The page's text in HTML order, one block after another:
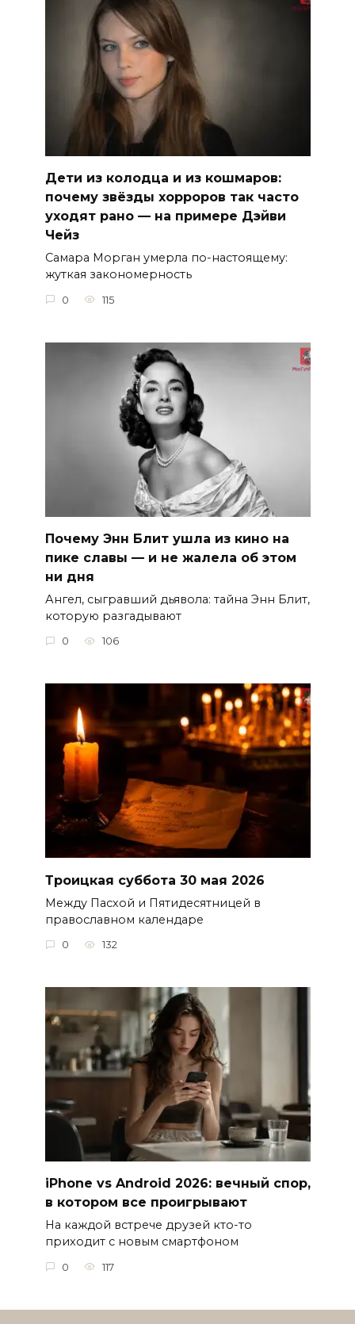
Дети из колодца и из кошмаров:
почему звёзды хорроров так часто
уходят рано — на примере Дэйви
Чейз
Самара Морган умерла по-настоящему:
жуткая закономерность
0 115
Почему Энн Блит ушла из кино на
пике славы — и не жалела об этом
ни дня
Ангел, сыгравший дьявола: тайна Энн Блит,
которую разгадывают
0 106
Троицкая суббота 30 мая 2026
Между Пасхой и Пятидесятницей в
православном календаре
0 132
iPhone vs Android 2026: вечный спор,
в котором все проигрывают
На каждой встрече друзей кто-то
приходит с новым смартфоном
0 117